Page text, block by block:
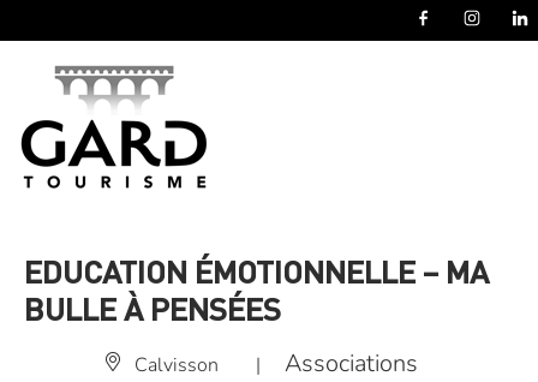
EDUCATION ÉMOTIONNELLE – MA
BULLE À PENSÉES
Calvisson | Associations